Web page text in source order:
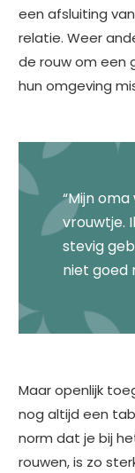
een afsluiting
relatie. Weer
de rouw om een
hun omgeving
“Mijn
vrouwtje.
stevig
niet goed
Maar openlijk
nog altijd een
norm dat je bij
rouwen, is zo